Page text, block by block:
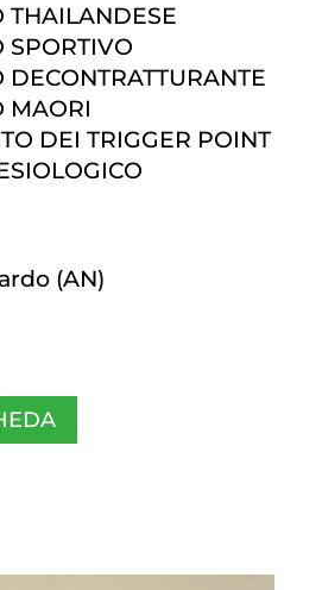
THAILANDESE
SPORTIVO
DECONTRATTURANTE
MAORI
DEI TRIGGER POINT
(AN)